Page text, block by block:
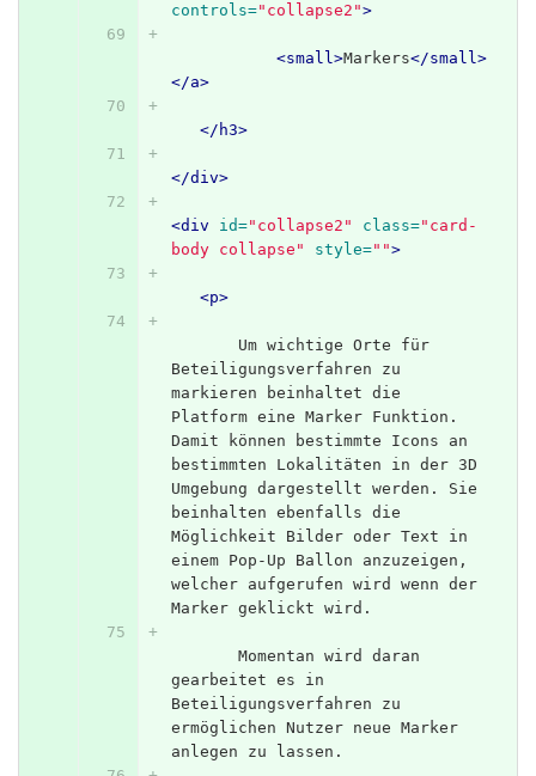
controls="collapse2">
<small>Markers</small>
</a>
</h3>
</div>
<div id="collapse2" class="card-
body collapse"
style="">
<p>
       Um wichtige Orte für
Beteiligungsverfahren zu
markieren beinhaltet die
Platform eine Marker Funktion.
Damit können bestimmte Icons an
bestimmten Lokalitäten in der 3D
Umgebung dargestellt werden. Sie
beinhalten ebenfalls die
Möglichkeit Bilder oder Text in
einem Pop-Up Ballon anzuzeigen,
welcher aufgerufen wird wenn der
Marker geklickt wird.
       Momentan wird daran
gearbeitet es in
Beteiligungsverfahren zu
ermöglichen Nutzer neue Marker
anlegen zu lassen.